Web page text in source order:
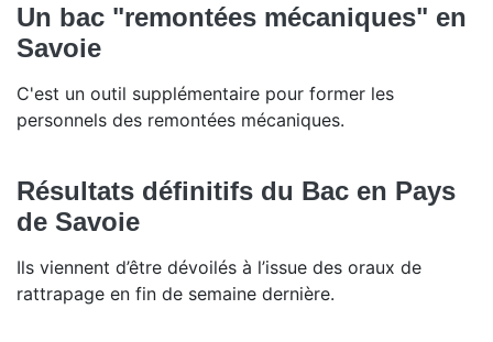
Un bac "remontées mécaniques" en
Savoie
C'est un outil supplémentaire pour former les
personnels des remontées mécaniques.
Résultats définitifs du Bac en Pays
de Savoie
Ils viennent d’être dévoilés à l’issue des oraux de
rattrapage en fin de semaine dernière.